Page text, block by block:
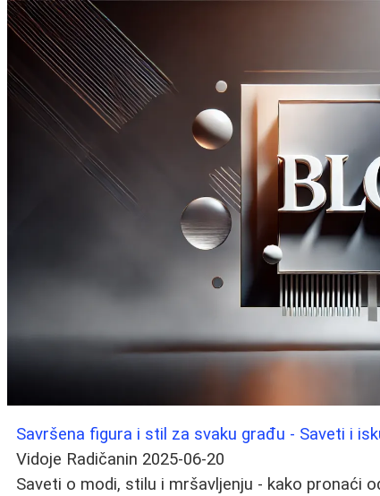
Savršena figura i stil za svaku građu - Saveti i
Vidoje Radičanin 2025-06-20
Saveti o modi, stilu i mršavljenju - kako pronaći